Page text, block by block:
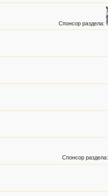
Спонсор раздела:
Спонсор раздела: